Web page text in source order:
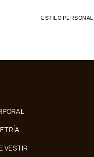
ESTILO PERSONAL
VESTIR